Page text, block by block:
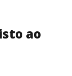
ao